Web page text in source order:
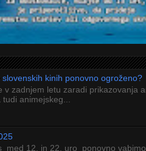
kinih ponovno ogroženo?
v zadnjem letu zaradi prikazovanja
animejskeg...
med 12. in 22. uro ponovno